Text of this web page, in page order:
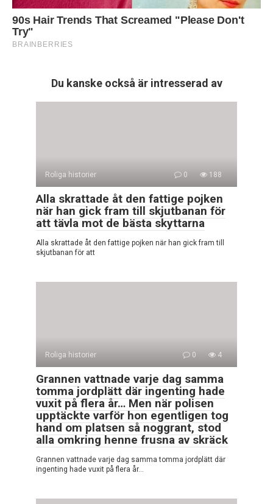
Du kanske också är intresserad av
Roliga historier 0 188
Alla skrattade åt den fattige pojken
när han gick fram till skjutbanan för
att tävla mot de bästa skyttarna
Alla skrattade åt den fattige pojken när han gick fram till
skjutbanan för att
Roliga historier 0 4
Grannen vattnade varje dag samma
tomma jordplätt där ingenting hade
vuxit på flera år… Men när polisen
upptäckte varför hon egentligen tog
hand om platsen så noggrant, stod
alla omkring henne frusna av skräck
Grannen vattnade varje dag samma tomma jordplätt där
ingenting hade vuxit på flera år…